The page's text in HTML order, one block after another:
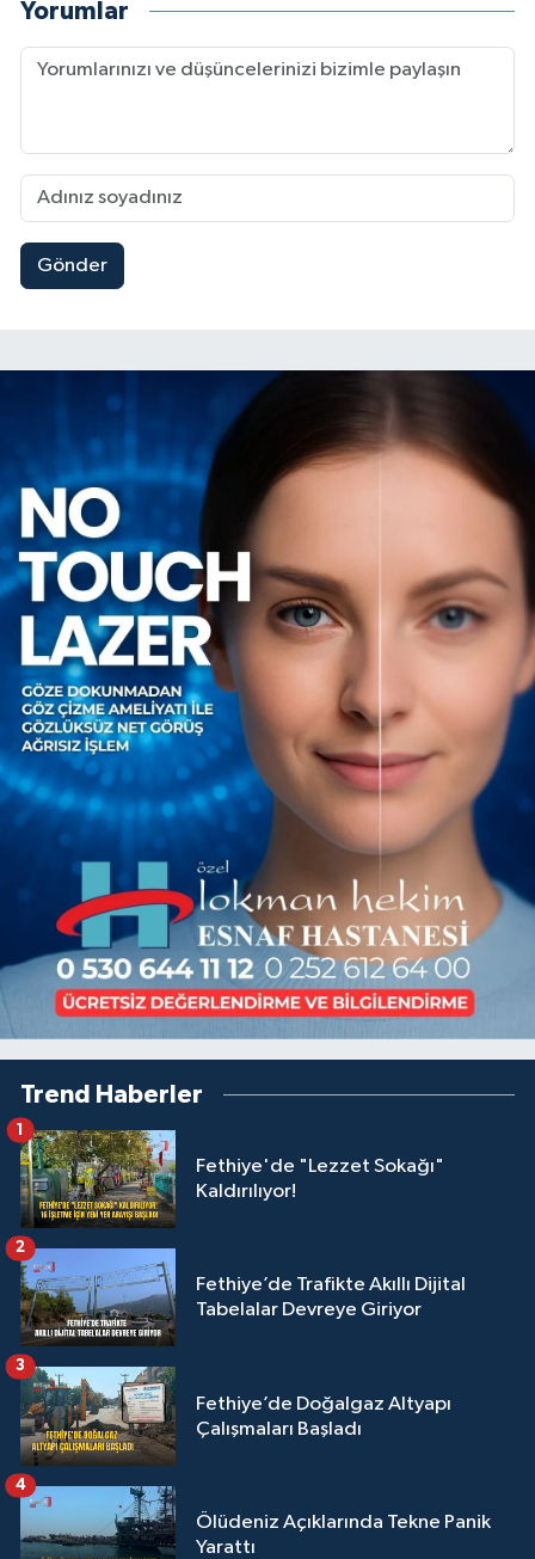
Yorumlar
Gönder
Trend Haberler
Fethiye'de "Lezzet Sokağı"
Kaldırılıyor!
1
Fethiye’de Trafikte Akıllı Dijital
Tabelalar Devreye Giriyor
2
Fethiye’de Doğalgaz Altyapı
Çalışmaları Başladı
3
Ölüdeniz Açıklarında Tekne Panik
Yarattı
4